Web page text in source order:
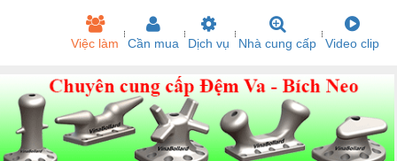
Việc làm Cần mua Dịch vụ Nhà cung cấp Video clip